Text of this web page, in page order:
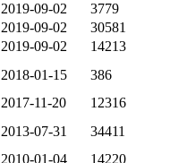
2019-09-02
3779
2019-09-02
30581
2019-09-02
14213
2018-01-15
386
2017-11-20
12316
2013-07-31
34411
2010-01-04
14220